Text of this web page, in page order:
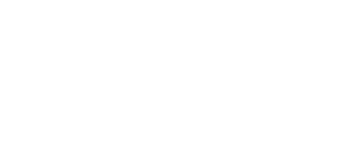
不负责。一切有关的索偿或查